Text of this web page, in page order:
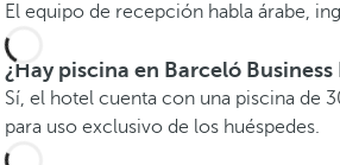
El equipo de recepción habla árabe,
¿Hay piscina en Barceló Business
Sí, el hotel cuenta con una piscina de
para uso exclusivo de los huéspedes.